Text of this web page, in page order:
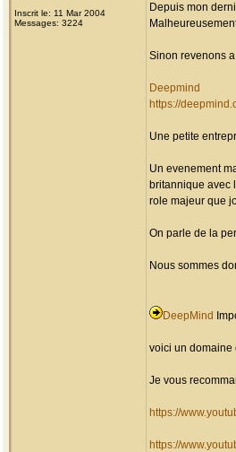
Inscrit le: 11 Mar 2004
Messages: 3224
Depuis mon
Sinon revenons
Deepmind
https://
Une petite
Un evenement
britannique avec
role majeur que
On parle de la
Nous sommes
DeepMind
voici un domaine
Je vous
https://
https://